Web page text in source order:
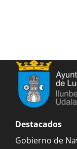
Destacados
Gobierno de